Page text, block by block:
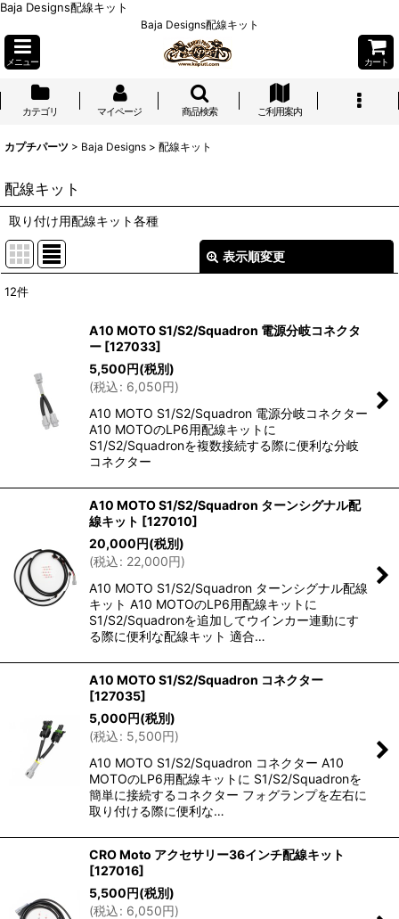
Baja Designs配線キット
Baja Designs配線キット
メニュー カート
カテゴリ マイページ 商品検索 ご利用案内
カプチパーツ > Baja Designs > 配線キット
配線キット
取り付け用配線キット各種
表示順変更
12件
A10 MOTO S1/S2/Squadron 電源分岐コネクタ
ー [127033]
5,500円(税別)
(税込: 6,050円)
A10 MOTO S1/S2/Squadron 電源分岐コネクター
A10 MOTOのLP6用配線キットに
S1/S2/Squadronを複数接続する際に便利な分岐
コネクター
A10 MOTO S1/S2/Squadron ターンシグナル配
線キット [127010]
20,000円(税別)
(税込: 22,000円)
A10 MOTO S1/S2/Squadron ターンシグナル配線
キット A10 MOTOのLP6用配線キットに
S1/S2/Squadronを追加してウインカー連動にす
る際に便利な配線キット 適合…
A10 MOTO S1/S2/Squadron コネクター
[127035]
5,000円(税別)
(税込: 5,500円)
A10 MOTO S1/S2/Squadron コネクター A10
MOTOのLP6用配線キットに S1/S2/Squadronを
簡単に接続するコネクター フォグランプを左右に
取り付ける際に便利な…
CRO Moto アクセサリー36インチ配線キット
[127016]
5,500円(税別)
(税込: 6,050円)